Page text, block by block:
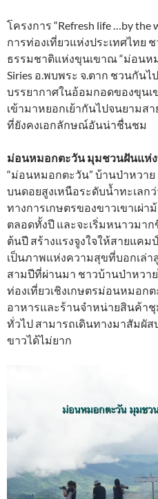
โครงการ “Refresh life …by the
การท่องเที่ยวแห่งประเทศไทย
ธรรมชาติแห่งขุนเขาณ “ม่อนหม
Siries อ.พบพระ จ.ตาก ชวนกันไ
บรรยากาศในอ้อมกอดของขุน
เข้ามาหยอกเย้ากันไปจนยามส
ที่ยังคงเอกลักษณ์อันน่าชื่นชม
ม่อนหมอกตะวัน มุมชวนฝันแห่
“ม่อนหมอกตะวัน” บ้านป่าหวา
บนดอยสูงเหนือระดับน้ำทะเลกว่
ทางการเกษตรของขาวเขาเผ่
ตลอดทั้งปี และจะเริ่มหนาวมา
ต้นปี สร้างแรงจูงใจให้สายแคม
เป็นภาพแห่งความสุขที่บอกเล่
สามปีที่ผ่านมา ชาวบ้านป่าหวา
ท่องเที่ยวเชิงเกษตรม่อนหมอก
อาหารและร้านจำหน่ายสินค้า
ทั่วไป สามารถเดินทางมาสัมผั
ขาวได้ไม่ยาก